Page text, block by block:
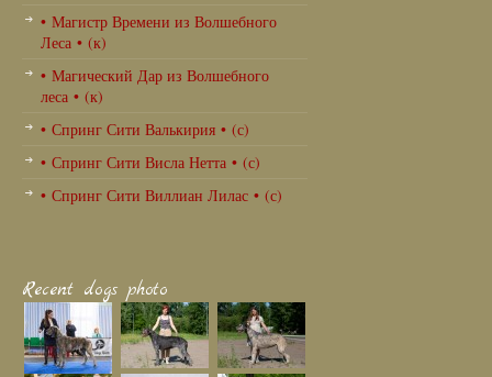
• Магистр Времени из Волшебного
Леса • (к)
• Магический Дар из Волшебного
леса • (к)
• Спринг Сити Валькирия • (с)
• Спринг Сити Висла Нетта • (с)
• Спринг Сити Виллиан Лилас • (с)
Recent dogs photo